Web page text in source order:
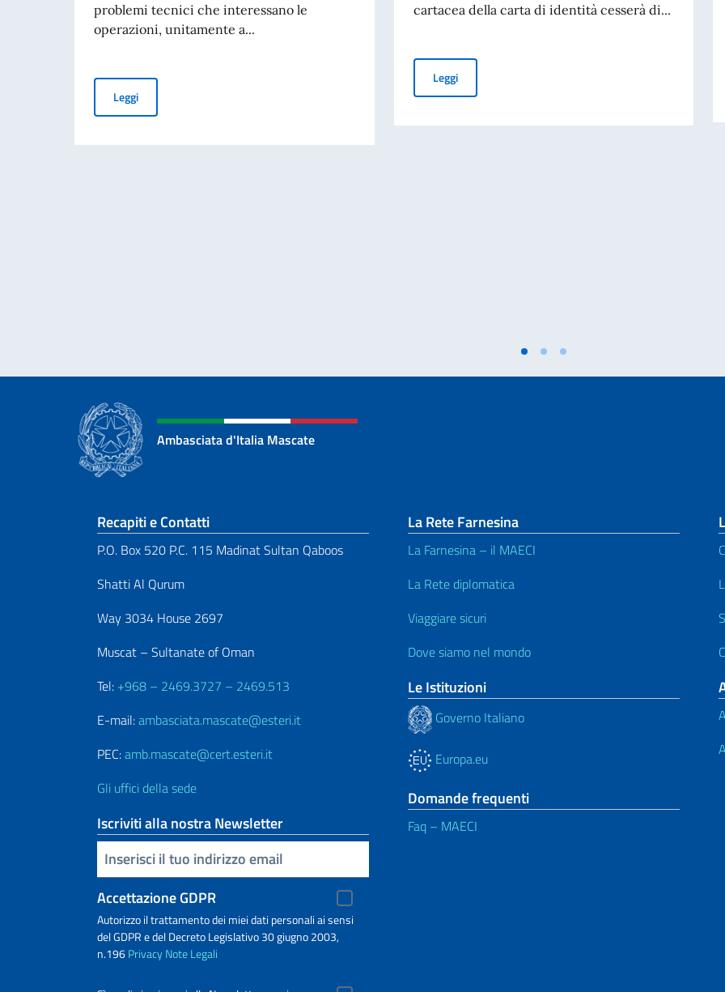
problemi tecnici che interessano le
operazioni, unitamente a...
LeggiAVVISO OMAN AIR SU POSSIBILI CAMBI DI ORARIO VOLI, INCLUSI RITARDI E CANCELLAZIONI
cartacea della carta di identità cesserà di...
LeggiCessazione della validità della carta d’identità cartacea
Ambasciata d'Italia Mascate
Sezione footer
Recapiti e Contatti
P.O. Box 520 P.C. 115 Madinat Sultan Qaboos
Shatti Al Qurum
Way 3034 House 2697
Muscat – Sultanate of Oman
Tel: +968 – 2469.3727 – 2469.513
E-mail:ambasciata.mascate@esteri.it
PEC:amb.mascate@cert.esteri.it
Gli uffici della sede
Iscriviti alla nostra Newsletter
Inserisci la tua email
Accettazione GDPR
Autorizzo il trattamento dei miei dati personali ai sensi
del GDPR e del Decreto Legislativo 30 giugno 2003,
n.196PrivacyNote Legali
La Rete Farnesina
La Farnesina – il MAECI
La Rete diplomatica
Viaggiare sicuri
Dove siamo nel mondo
Le Istituzioni
Governo Italiano
Europa.eu
Domande frequenti
Faq – MAECI